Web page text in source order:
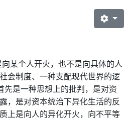
某个人开火，也不是向具体的人
会制度、一种支配现代世界的逻
先是一种思想上的批判，是对资
，是对资本统治下异化生活的反
上是向人的异化开火，向不平等